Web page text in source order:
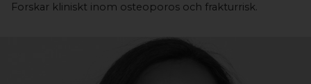
Forskar kliniskt inom osteoporos och frakturrisk.